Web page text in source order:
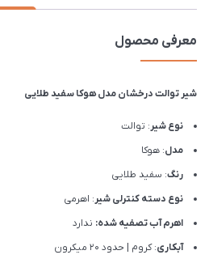
معرفی محصول
شیر توالت درخشان مدل هوکا سفید طلایی
نوع شیر: توالت
مدل: هوکا
رنگ: سفید طلایی
نوع دسته کنترلی شیر: اهرمی
اهرم آب تصفیه شده: ندارد
آبکاری: کروم | حدود 20 میکرون